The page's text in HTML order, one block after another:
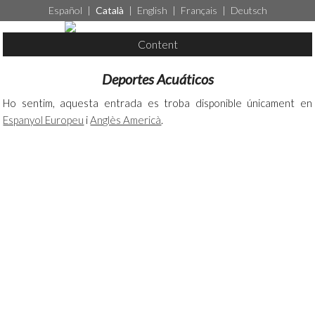
Español | Català | English | Français | Deutsch
Content
Deportes Acuáticos
Ho sentim, aquesta entrada es troba disponible únicament en
Espanyol Europeu iAnglès Americà.